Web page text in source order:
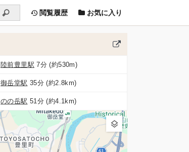
閲覧履歴 お気に入り
陸前豊里駅 7分 (約530m)
御岳堂駅 35分 (約2.8km)
のの岳駅 51分 (約4.1km)